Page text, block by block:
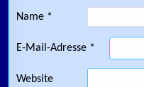
Name *
E-Mail-Adresse *
Website